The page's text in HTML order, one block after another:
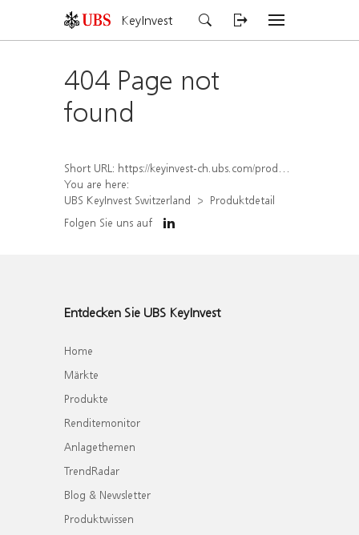
KeyInvest
404 Page not
found
Short URL: https://keyinvest-ch.ubs.com/produkt/detail/index/isin/CH1261079334
You are here:
UBS KeyInvest Switzerland
Produktdetail
Folgen Sie uns auf
Entdecken Sie UBS KeyInvest
Home
Märkte
Produkte
Renditemonitor
Anlagethemen
TrendRadar
Blog & Newsletter
Produktwissen